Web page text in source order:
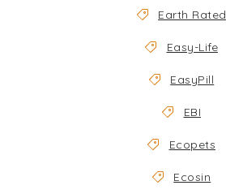
Earth Rated
Easy-Life
EasyPill
EBI
Ecopets
Ecosin